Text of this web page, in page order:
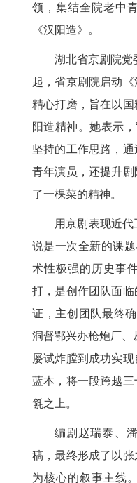
领，集结全院老中
《汉阳造》。
湖北省京剧院党
起，省京剧院启动
精心打磨，旨在以
阳造精神。她表示
坚持的工作思路，
青年演员，还提升
了一棵菜的精神。
用京剧表现近
说是一次全新的课
术性极强的历史事
打，是创作团队面
证，主创团队最终
洞督鄂兴办枪炮厂
屡试炸膛到成功实
蓝本，将一段跨越
毹之上。
编剧赵瑞泰、
稿，最终形成了以
为核心的叙事主线